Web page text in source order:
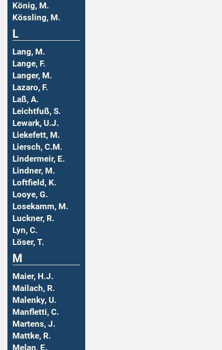
König, M.
Kössling, M.
L
Lang, M.
Lange, F.
Langer, M.
Lazaro, F.
Laß, A.
Leichtfuß, S.
Lewark, U.J.
Liekefett, M.
Liersch, C.M.
Lindermeir, E.
Lindner, M.
Loftfield, K.
Looye, G.
Losekamm, M.
Luckner, R.
Lyn, C.
Löser, T.
M
Maier, H.J.
Mailach, R.
Malenky, U.
Manfletti, C.
Martens, J.
Mattke, R.
Melan, E.